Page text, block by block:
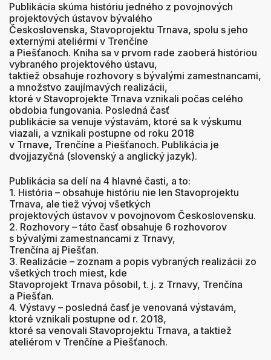
Publikácia skúma históriu jedného z povojnových
projektových ústavov bývalého
Československa, Stavoprojektu Trnava, spolu s jeho
externými ateliérmi v Trenčíne
a Piešťanoch. Kniha sa v prvom rade zaoberá históriou
vybraného projektového ústavu,
taktiež obsahuje rozhovory s bývalými zamestnancami,
a množstvo zaujímavých realizácii,
ktoré v Stavoprojekte Trnava vznikali počas celého
obdobia fungovania. Posledná časť
publikácie sa venuje výstavám, ktoré sa k výskumu
viazali, a vznikali postupne od roku 2018
v Trnave, Trenčíne a Piešťanoch. Publikácia je
dvojjazyčná (slovenský a anglický jazyk).
Publikácia sa delí na 4 hlavné časti, a to:
1. História – obsahuje históriu nie len Stavoprojektu
Trnava, ale tiež vývoj všetkých
projektových ústavov v povojnovom Československu.
2. Rozhovory – táto časť obsahuje 6 rozhovorov
s bývalými zamestnancami z Trnavy,
Trenčína aj Piešťan.
3. Realizácie – zoznam a popis vybraných realizácii zo
všetkých troch miest, kde
Stavoprojekt Trnava pôsobil, t. j. z Trnavy, Trenčína
a Piešťan.
4. Výstavy – posledná časť je venovaná výstavám,
ktoré vznikali postupne od r. 2018,
ktoré sa venovali Stavoprojektu Trnava, a taktiež
ateliérom v Trenčíne a Piešťanoch.